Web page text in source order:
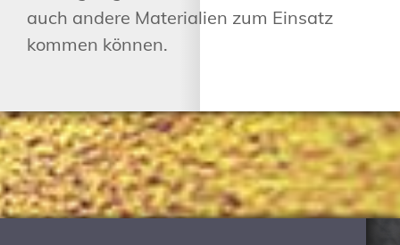
auch andere Materialien zum Einsatz
kommen können.